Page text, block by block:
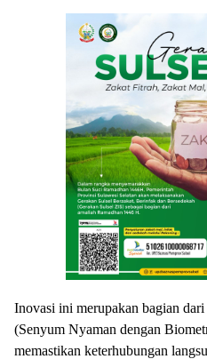
Inovasi ini merupakan bagian
(Senyum Nyaman dengan
memastikan keterhubungan